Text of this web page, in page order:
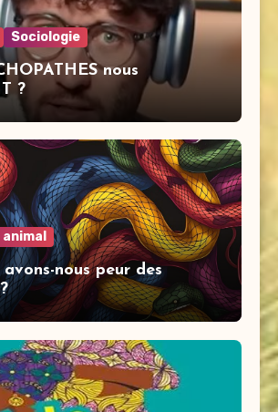
Sociologie
nous
?
animal
nous peur des